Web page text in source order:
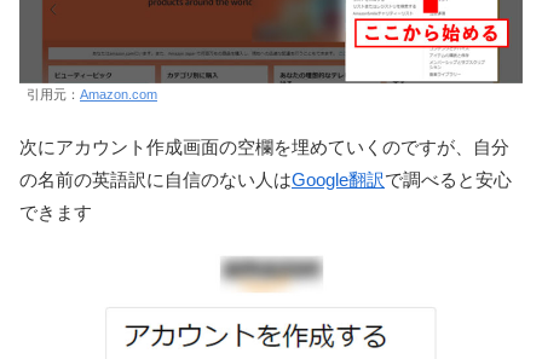
引用元： Amazon.com
次にアカウント作成画面の空欄を埋めていくのですが、自分
の名前の英語訳に自信のない人はGoogle翻訳で調べると安心
できます